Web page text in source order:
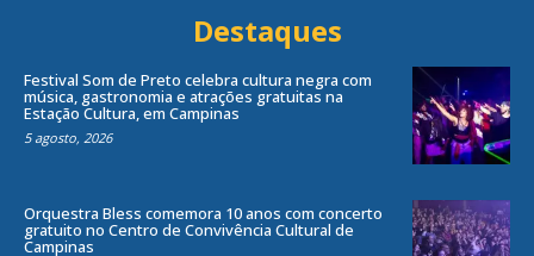
Destaques
Festival Som de Preto celebra cultura negra com
música, gastronomia e atrações gratuitas na
Estação Cultura, em Campinas
5 agosto, 2026
Orquestra Bless comemora 10 anos com concerto
gratuito no Centro de Convivência Cultural de
Campinas